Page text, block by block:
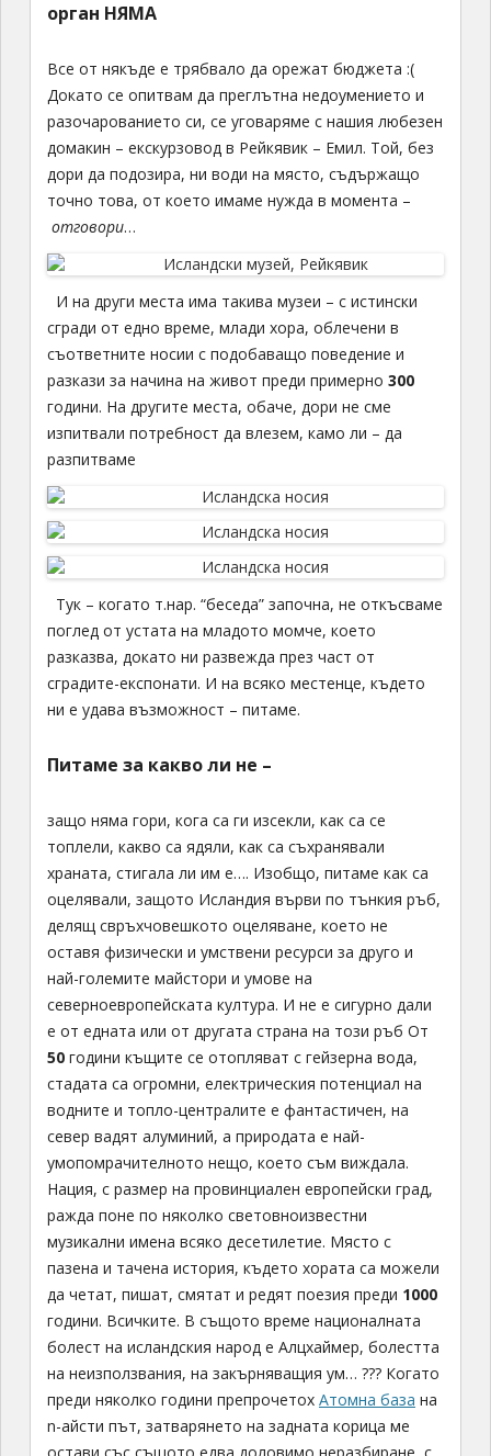
орган НЯМА
Все от някъде е трябвало да орежат бюджета :(
Докато се опитвам да преглътна недоумението и
разочарованието си, се уговаряме с нашия любезен
домакин – екскурзовод в Рейкявик – Емил. Той, без
дори да подозира, ни води на място, съдържащо
точно това, от което имаме нужда в момента –
отговори…
И на други места има такива музеи – с истински
сгради от едно време, млади хора, облечени в
съответните носии с подобаващо поведение и
разкази за начина на живот преди примерно 300
години. На другите места, обаче, дори не сме
изпитвали потребност да влезем, камо ли – да
разпитваме
Тук – когато т.нар. “беседа” започна, не откъсваме
поглед от устата на младото момче, което
разказва, докато ни развежда през част от
сградите-експонати. И на всяко местенце, където
ни е удава възможност – питаме.
Питаме за какво ли не –
защо няма гори, кога са ги изсекли, как са се
топлели, какво са ядяли, как са съхранявали
храната, стигала ли им е…. Изобщо, питаме как са
оцелявали, защото Исландия върви по тънкия ръб,
делящ свръхчовешкото оцеляване, което не
оставя физически и умствени ресурси за друго и
най-големите майстори и умове на
северноевропейската култура. И не е сигурно дали
е от едната или от другата страна на този ръб От
50години къщите се отопляват с гейзерна вода,
стадата са огромни, електрическия потенциал на
водните и топло-централите е фантастичен, на
север вадят алуминий, а природата е най-
умопомрачителното нещо, което съм виждала.
Нация, с размер на провинциален европейски град,
ражда поне по няколко световноизвестни
музикални имена всяко десетилетие. Място с
пазена и тачена история, където хората са можели
да четат, пишат, смятат и редят поезия преди 1000
години. Всичките. В същото време националната
болест на исландския народ е Алцхаймер, болестта
на неизползвания, на закърняващия ум… ??? Когато
преди няколко години препрочетох Атомна база на
n-айсти път, затварянето на задната корица ме